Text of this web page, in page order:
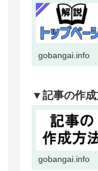
gobangai.info
▼記事の作成
gobangai.info